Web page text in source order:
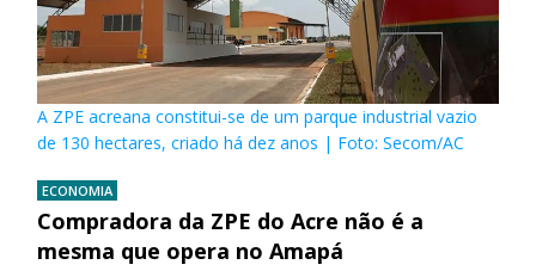
A ZPE acreana constitui-se de um parque industrial vazio
de 130 hectares, criado há dez anos | Foto: Secom/AC
ECONOMIA
Compradora da ZPE do Acre não é a
mesma que opera no Amapá